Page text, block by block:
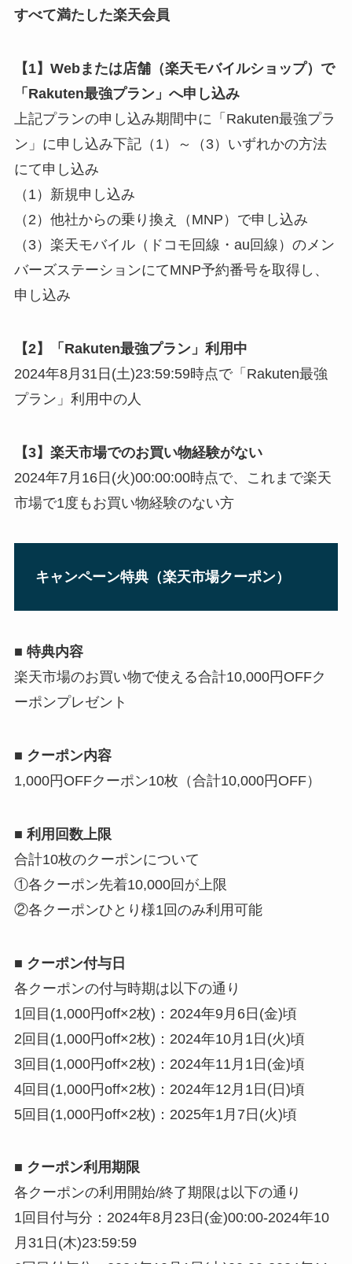
すべて満たした楽天会員
【1】Webまたは店舗（楽天モバイルショップ）で
「Rakuten最強プラン」へ申し込み
上記プランの申し込み期間中に「Rakuten最強プラ
ン」に申し込み下記（1）～（3）いずれかの方法
にて申し込み
（1）新規申し込み
（2）他社からの乗り換え（MNP）で申し込み
（3）楽天モバイル（ドコモ回線・au回線）のメン
バーズステーションにてMNP予約番号を取得し、
申し込み
【2】「Rakuten最強プラン」利用中
2024年8月31日(土)23:59:59時点で「Rakuten最強
プラン」利用中の人
【3】楽天市場でのお買い物経験がない
2024年7月16日(火)00:00:00時点で、これまで楽天
市場で1度もお買い物経験のない方
キャンペーン特典（楽天市場クーポン）
■ 特典内容
楽天市場のお買い物で使える合計10,000円OFFク
ーポンプレゼント
■ クーポン内容
1,000円OFFクーポン10枚（合計10,000円OFF）
■ 利用回数上限
合計10枚のクーポンについて
①各クーポン先着10,000回が上限
②各クーポンひとり様1回のみ利用可能
■ クーポン付与日
各クーポンの付与時期は以下の通り
1回目(1,000円off×2枚)：2024年9月6日(金)頃
2回目(1,000円off×2枚)：2024年10月1日(火)頃
3回目(1,000円off×2枚)：2024年11月1日(金)頃
4回目(1,000円off×2枚)：2024年12月1日(日)頃
5回目(1,000円off×2枚)：2025年1月7日(火)頃
■ クーポン利用期限
各クーポンの利用開始/終了期限は以下の通り
1回目付与分：2024年8月23日(金)00:00-2024年10
月31日(木)23:59:59